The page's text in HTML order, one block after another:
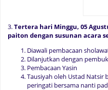
3.Tertera hari Minggu, 05
paiton dengan susunan acara
Diawali pembacaan
Dilanjutkan dengan
Pembacaan Yasin
Tausiyah oleh Ustad Natsir
peringati bersama nanti